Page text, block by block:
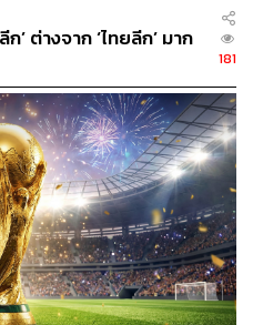
แท้คือความห่วงใยต่อ
เถียงในช่วงหลายปีที่ผ่าน
หาสภาพร่างกายที่ถูกใช้งาน
ลาได้พัก แต่ยังรวมถึงปัญหา
ไปแล้ว ผมกลัวว่าในฤดูกาล
ารบาดเจ็บที่เพิ่มขึ้นในแบบ
ดตอนนั้น มันก็อาจจะเกิดใน
รือหลังจากจบรายการแล้ว
ๆ เลย ไม่ว่าจะทางร่างกาย
’ ต่างจาก ‘ไทยลีก’ มาก
181